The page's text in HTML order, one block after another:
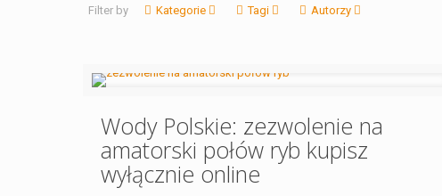
Filter by Kategorie Tagi Autorzy
Wody Polskie: zezwolenie na
amatorski połów ryb kupisz
wyłącznie online